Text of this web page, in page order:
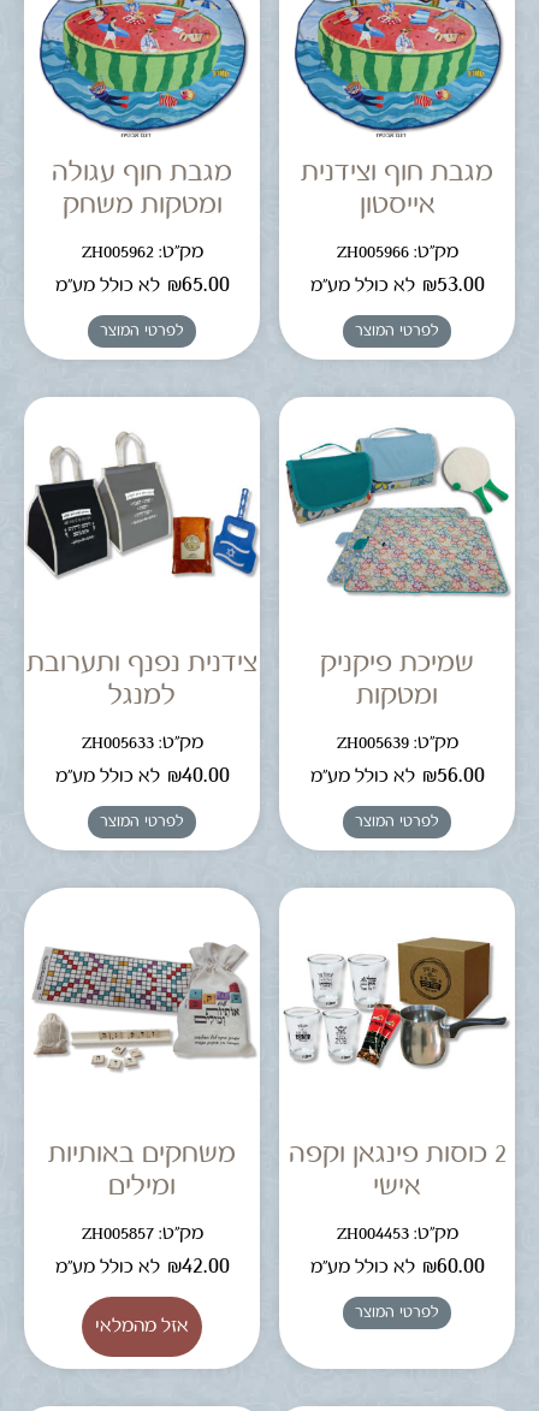
מגבת חוף וצידנית
אייסטון
מק"ט: ZH005966
₪53.00 לא כולל מע"מ
לפרטי המוצר
מגבת חוף עגולה
ומטקות משחק
מק"ט: ZH005962
₪65.00 לא כולל מע"מ
לפרטי המוצר
שמיכת פיקניק
ומטקות
מק"ט: ZH005639
₪56.00 לא כולל מע"מ
לפרטי המוצר
צידנית נפנף ותערובת
למנגל
מק"ט: ZH005633
₪40.00 לא כולל מע"מ
לפרטי המוצר
2 כוסות פינגאן וקפה
אישי
מק"ט: ZH004453
₪60.00 לא כולל מע"מ
לפרטי המוצר
משחקים באותיות
ומילים
מק"ט: ZH005857
₪42.00 לא כולל מע"מ